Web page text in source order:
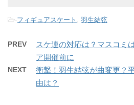
-フィギュアスケート , 羽生結弦
PREV
スケ連の対応は？マスコミ
ア開催前に
NEXT
衝撃！羽生結弦が曲変更？
由は？